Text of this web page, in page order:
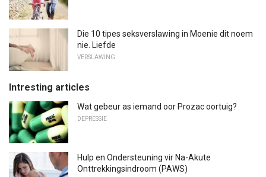
Die 10 tipes seksverslawing in Moenie dit noem
nie. Liefde
VERSLAWING
Intresting articles
Wat gebeur as iemand oor Prozac oortuig?
DEPRESSIE
Hulp en Ondersteuning vir Na-Akute
Onttrekkingsindroom (PAWS)